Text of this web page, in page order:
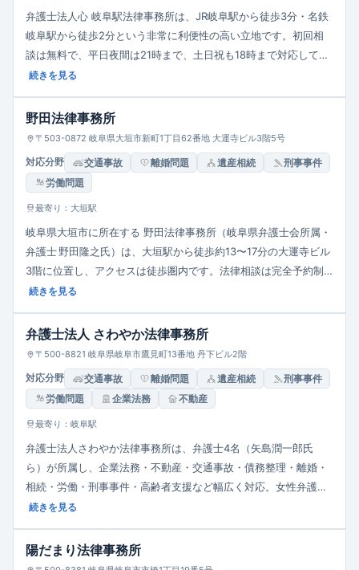
サポートを提供する体制が特徴です。
弁護士法人心 岐阜駅法律事務所は、JR岐阜駅から徒歩3分・名鉄
岐阜駅から徒歩2分という非常に利便性の高い立地です。初回相
談は無料で、平日夜間は21時まで、土日祝も18時まで対応してお
り、柔軟な相談体制を整えています。特に債務整理や交通事故に
30回以上研修を受ける交通事故チームを有しています。また、後
遺障害認定や損害賠償に秀でた専門性を持つスタッフが在籍し、
高度な案件にも対応可能です。さらに、相続・労災・刑事・企業
法務・成年後見など幅広い分野に対応し、各分野を専任チームで
担当する体制。所属弁護士がそれぞれ専門性を磨き、税理士法人
や社労士法人などと連携したワンストップサービスも可能です。
安心して相談できる「個室相談室」や、担当外の意見も受け付け
る独立した「お客様相談室」を設けており、顧客視点でのサービ
ス提供を重視しています。
続きを見る
野田法律事務所
〒503-0872 岐阜県大垣市新町1丁目62番地 大運寺ビル3階5号
対応分野 交通事故 離婚問題 遺産相続
刑事事件
労働問題
最寄り：大垣駅
岐阜県大垣市に所在する 野田法律事務所（岐阜県弁護士会所属・
弁護士 野田隆之氏）は、大垣駅から徒歩約13〜17分の大運寺ビル
3階に位置し、アクセスは徒歩圏内です。法律相談は完全予約制
で、平日9時～17時の受付です。取り扱い分野は、借金・債務整
労働問題（残業代・解雇等）、成年後見や財産管理、高齢者支
援、交通事故、刑事・少年事件など多岐にわたります。また、野
田弁護士は消費者問題救済センターや高齢者・障害者の権利擁護
センター、子どもの人権センターに所属し、地域住民の生活課題
にも力を入れています。以上を踏まえ、野田法律事務所は、地域
密着型の完全予約制で、幅広い相談に対応しつつ、消費者・高齢
者・子どもの権利擁護にも注力する法律事務所です。
続きを見る
弁護士法人 さわやか法律事務所
〒500-8821 岐阜県岐阜市鷹見町13番地 丹下ビル2階
対応分野 交通事故 離婚問題 遺産相続
刑事事件
労働問題
企業法務 不動産
最寄り：岐阜駅
弁護士法人さわやか法律事務所は、弁護士4名（矢島潤一郎氏
ら）が所属し、企業法務・不動産・交通事故・債務整理・離婚・
相続・労働・刑事事件・高齢者支援など幅広く対応。女性弁護士
在籍で女性相談者も安心。平日9:30～17:30の受付、土日祝休
続きを見る
陽だまり法律事務所